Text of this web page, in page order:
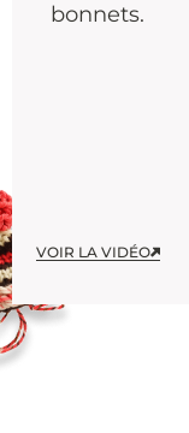
bonnets.
VOIR LA VIDÉO